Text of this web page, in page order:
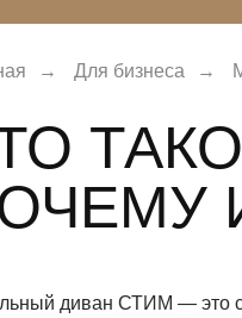
→ Для бизнеса →
диван СТИМ — это